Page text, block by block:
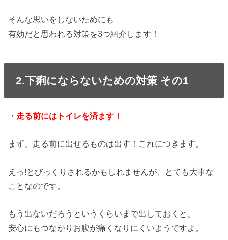
そんな思いをしないためにも
有効だと思われる対策を3つ紹介します！
2.下痢にならないための対策 その1
・走る前にはトイレを済ます！
まず、走る前に出せるものは出す！これにつきます。
えっ!とびっくりされるかもしれませんが、とても大事な
ことなのです。
もう出ないだろうというくらいまで出しておくと、
安心にもつながりお腹が痛くなりにくいようですよ。